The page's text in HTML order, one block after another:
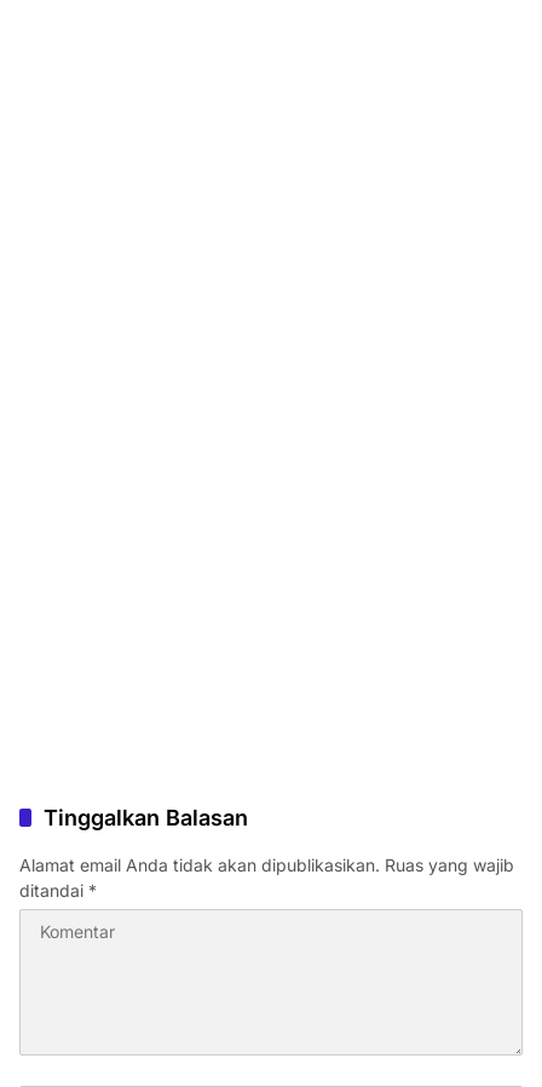
Tinggalkan Balasan
Alamat email Anda tidak akan dipublikasikan. Ruas yang wajib
ditandai *